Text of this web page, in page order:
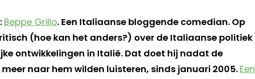
Beppe Grillo. Een Italiaanse bloggende comedian. Op
(hoe kan het anders?) over de Italiaanse politiek
ontwikkelingen in Italië. Dat doet hij nadat de
naar hem wilden luisteren, sinds januari 2005. Een